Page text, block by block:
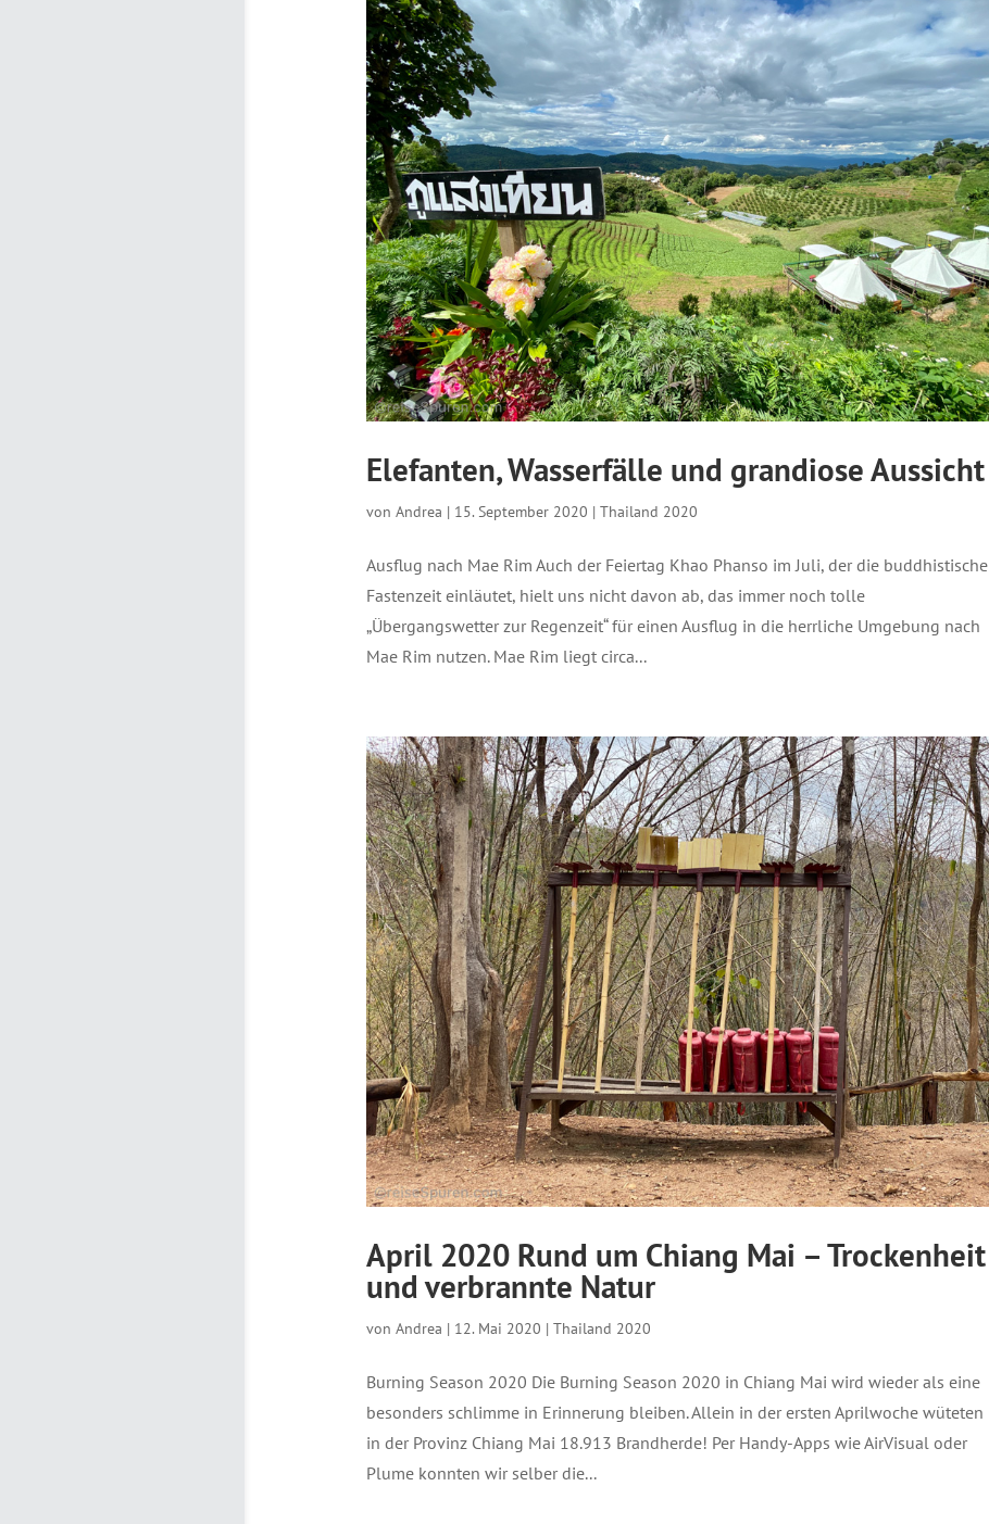
Elefanten, Wasserfälle und grandiose Aussicht
von Andrea | 15. September 2020 | Thailand 2020
Ausflug nach Mae Rim Auch der Feiertag Khao Phanso im Juli, der die buddhistische
Fastenzeit einläutet, hielt uns nicht davon ab, das immer noch tolle
„Übergangswetter zur Regenzeit“ für einen Ausflug in die herrliche Umgebung nach
Mae Rim nutzen. Mae Rim liegt circa...
April 2020 Rund um Chiang Mai – Trockenheit
und verbrannte Natur
von Andrea | 12. Mai 2020 | Thailand 2020
Burning Season 2020 Die Burning Season 2020 in Chiang Mai wird wieder als eine
besonders schlimme in Erinnerung bleiben. Allein in der ersten Aprilwoche wüteten
in der Provinz Chiang Mai 18.913 Brandherde! Per Handy-Apps wie AirVisual oder
Plume konnten wir selber die...